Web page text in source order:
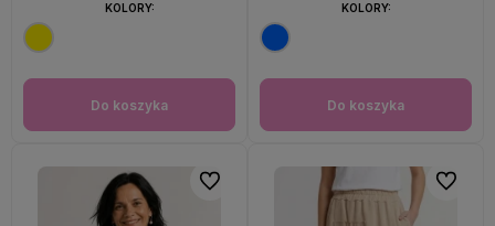
Do koszyka
KOLORY:
Do koszyka
KOLORY:
Do ulubionych Do